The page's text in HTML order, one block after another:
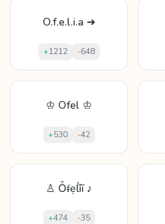
O.f.e.l.i.a ➜
+1212 -648
♔ Ofel ♔
+530 -42
♙ Ȱᵮẹĺȉĩ ♪
+474 -35